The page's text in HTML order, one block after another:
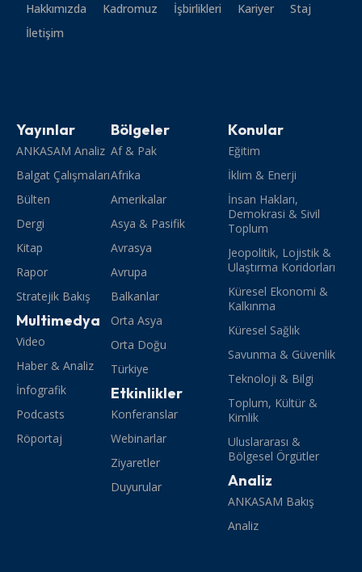
Hakkımızda Kadromuz İşbirlikleri Kariyer
Staj
İletişim
Yayınlar
ANKASAM Analiz
Balgat Çalışmaları
Bülten
Dergi
Kitap
Rapor
Stratejik Bakış
Multimedya
Video
Haber & Analiz
İnfografik
Podcasts
Röportaj
Bölgeler
Af & Pak
Afrika
Amerikalar
Asya & Pasifik
Avrasya
Avrupa
Balkanlar
Orta Asya
Orta Doğu
Türkiye
Etkinlikler
Konferanslar
Webinarlar
Ziyaretler
Duyurular
Konular
Eğitim
İklim & Enerji
İnsan Hakları,
Demokrasi & Sivil
Toplum
Jeopolitik, Lojistik &
Ulaştırma Koridorları
Küresel Ekonomi &
Kalkınma
Küresel Sağlık
Savunma & Güvenlik
Teknoloji & Bilgi
Toplum, Kültür &
Kimlik
Uluslararası &
Bölgesel Örgütler
Analiz
ANKASAM Bakış
Analiz